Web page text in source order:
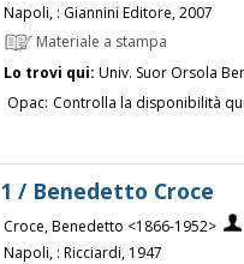
Napoli, : Giannini Editore, 2007
Materiale a stampa
Lo trovi qui: Univ. Suor Orsola
Opac: Controlla la disponibilità
1 / Benedetto Croce
Croce, Benedetto <1866-1952>
Napoli, : Ricciardi, 1947